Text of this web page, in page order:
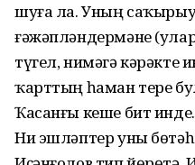
шуға ла. Уның
ғәжәпләндермәне
түгел, нимәгә кәрәкте
ҡарттың һаман тере
Ҡасанғы кеше бит инде.
Ни эшләптер уны